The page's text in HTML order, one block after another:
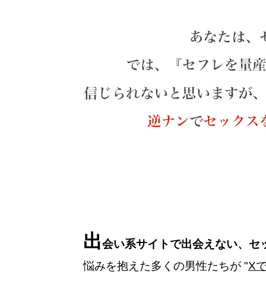
出会い系サイトで出会えない、
悩みを抱えた多くの男性たちが "X